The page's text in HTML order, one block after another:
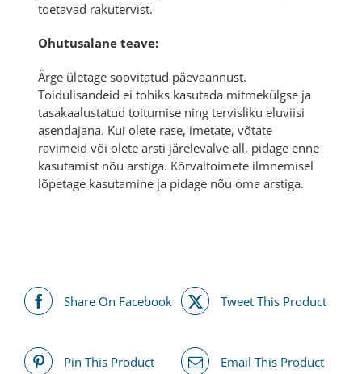
toetavad rakutervist.
Ohutusalane teave:
Ärge ületage soovitatud päevaannust.
Toidulisandeid ei tohiks kasutada mitmekülgse ja
tasakaalustatud toitumise ning tervisliku eluviisi
asendajana. Kui olete rase, imetate, võtate
ravimeid või olete arsti järelevalve all, pidage enne
kasutamist nõu arstiga. Kõrvaltoimete ilmnemisel
lõpetage kasutamine ja pidage nõu oma arstiga.
Share On Facebook Tweet This Product
Pin This Product Email This Product